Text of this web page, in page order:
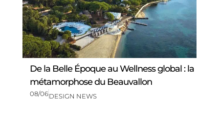
De la Belle Époque au Wellness global : la
métamorphose du Beauvallon
08/06DESIGN NEWS